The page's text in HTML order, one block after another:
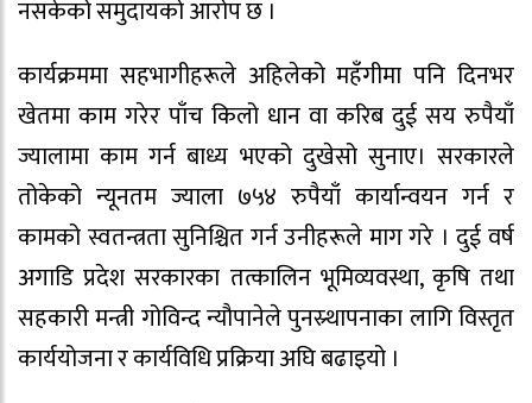
नसकेको समुदायको आरोप छ ।
कार्यक्रममा सहभागीहरूले अहिलेको महँगीमा पनि दिनभर
खेतमा काम गरेर पाँच किलो धान वा करिब दुई सय रुपैयाँ
ज्यालामा काम गर्न बाध्य भएको दुखेसो सुनाए। सरकारले
तोकेको न्यूनतम ज्याला ७५४ रुपैयाँ कार्यान्वयन गर्न र
कामको स्वतन्त्रता सुनिश्चित गर्न उनीहरूले माग गरे । दुई वर्ष
अगाडि प्रदेश सरकारका तत्कालिन भूमिव्यवस्था, कृषि तथा
सहकारी मन्त्री गोविन्द न्यौपानेले पुनस्र्थापनाका लागि विस्तृत
कार्ययोजना र कार्यविधि प्रक्रिया अघि बढाइयो ।